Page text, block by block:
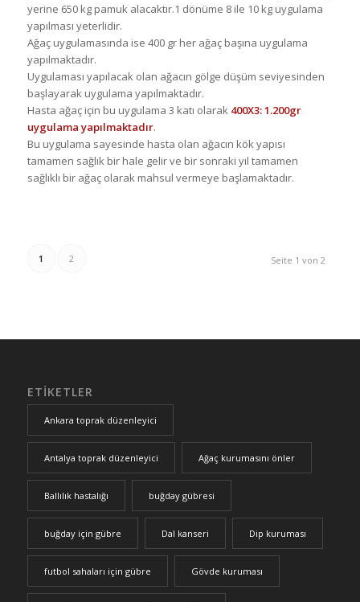
yerine 650 kg pamuk alacaktır.1 dönüme 8 ile 10 kg uygulama
yapılması yeterlidir.
Ağaç uygulamasında ise 400 gr her ağaç başına uygulama
yapılmaktadır.
Uygulaması yapılacak olan ağacın gölge düşüm seviyesinden
başlayarak uygulama yapılmaktadır.
Hasta ağaç için bu uygulama 3 katı olarak 400X3: 1.200gr
uygulama yapılmaktadır.
Bu uygulama sayesinde hasta olan ağacın kök yapısı
tamamen sağlık bir hale gelir ve bir sonraki yıl tamamen
sağlıklı bir ağaç olarak mahsul vermeye başlamaktadır.
Seite 1 von 2
1 2
ETIKETLER
Ankara toprak düzenleyici
Antalya toprak düzenleyici Ağaç kurumasını önler
Ballılık hastalığı buğday gübresi
buğday için gübre Dal kanseri Dip kuruması
futbol sahaları için gübre Gövde kuruması